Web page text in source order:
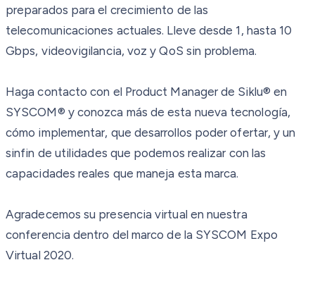
preparados para el crecimiento de las
telecomunicaciones actuales. Lleve desde 1, hasta 10
Gbps, videovigilancia, voz y QoS sin problema.
Haga contacto con el Product Manager de Siklu® en
SYSCOM® y conozca más de esta nueva tecnología,
cómo implementar, que desarrollos poder ofertar, y un
sinfin de utilidades que podemos realizar con las
capacidades reales que maneja esta marca.
Agradecemos su presencia virtual en nuestra
conferencia dentro del marco de la SYSCOM Expo
Virtual 2020.